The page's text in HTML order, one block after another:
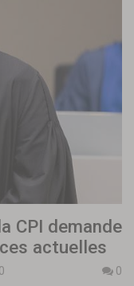
CPI demande
actuelles
0